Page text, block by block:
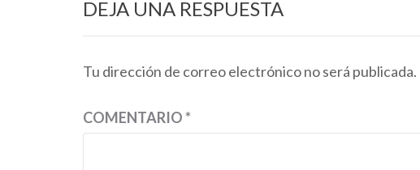
DEJA UNA RESPUESTA
Tu dirección de correo electrónico no será publicada.
COMENTARIO*